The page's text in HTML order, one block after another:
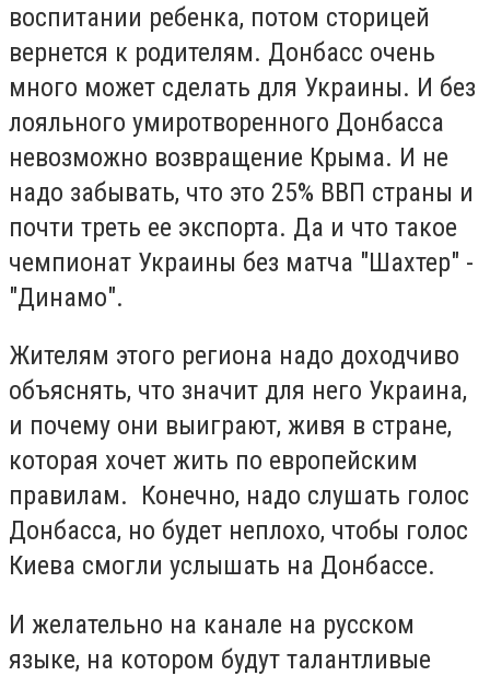
воспитании ребенка, потом сторицей
вернется к родителям. Донбасс очень
много может сделать для Украины. И без
лояльного умиротворенного Донбасса
невозможно возвращение Крыма. И не
надо забывать, что это 25% ВВП страны и
почти треть ее экспорта. Да и что такое
чемпионат Украины без матча "Шахтер" -
"Динамо".
Жителям этого региона надо доходчиво
объяснять, что значит для него Украина,
и почему они выиграют, живя в стране,
которая хочет жить по европейским
правилам. Конечно, надо слушать голос
Донбасса, но будет неплохо, чтобы голос
Киева смогли услышать на Донбассе.
И желательно на канале на русском
языке, на котором будут талантливые